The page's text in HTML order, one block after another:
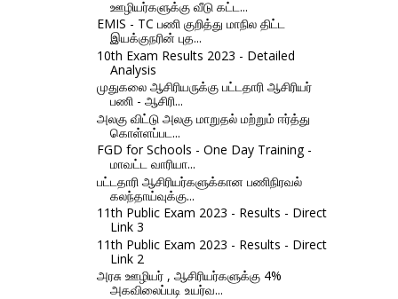
ஊழியர்களுக்கு வீடு கட்ட...
EMIS - TC பணி குறித்து மாநில திட்ட
இயக்குநரின் புத...
10th Exam Results 2023 - Detailed
Analysis
முதுகலை ஆசிரியருக்கு பட்டதாரி ஆசிரியர்
பணி - ஆசிரி...
அலகு விட்டு அலகு மாறுதல் மற்றும் ஈர்த்து
கொள்ளப்பட...
FGD for Schools - One Day Training -
மாவட்ட வாரியா...
பட்டதாரி ஆசிரியர்களுக்கான பணிநிரவல்
கலந்தாய்வுக்கு...
11th Public Exam 2023 - Results - Direct
Link 3
11th Public Exam 2023 - Results - Direct
Link 2
அரசு ஊழியர் , ஆசிரியர்களுக்கு 4%
அகவிலைப்படி உயர்வ...